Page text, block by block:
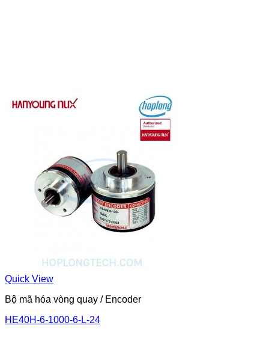
Quick View
Bộ mã hóa vòng quay / Encoder
HE40H-6-1000-6-L-24